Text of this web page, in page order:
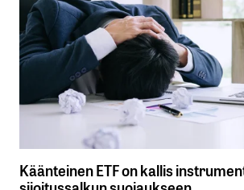
Käänteinen ETF on kallis